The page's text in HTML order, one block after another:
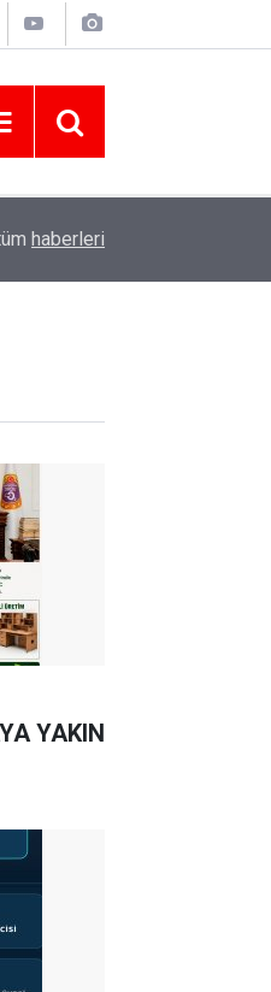
KURUCU
haberleri
YAKIN